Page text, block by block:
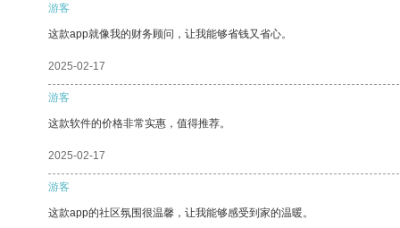
游客
这款app就像我的财务顾问，让我能够省钱又省心。
2025-02-17
游客
这款软件的价格非常实惠，值得推荐。
2025-02-17
游客
这款app的社区氛围很温馨，让我能够感受到家的温暖。